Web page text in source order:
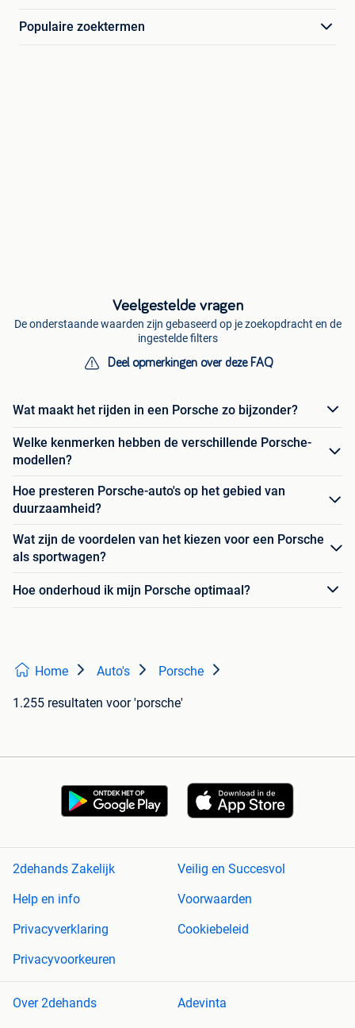
Populaire zoektermen
Veelgestelde vragen
De onderstaande waarden zijn gebaseerd op je zoekopdracht en de
ingestelde filters
Deel opmerkingen over deze FAQ
Wat maakt het rijden in een Porsche zo bijzonder?
Welke kenmerken hebben de verschillende Porsche-
modellen?
Hoe presteren Porsche-auto's op het gebied van
duurzaamheid?
Wat zijn de voordelen van het kiezen voor een Porsche
als sportwagen?
Hoe onderhoud ik mijn Porsche optimaal?
Home Auto's Porsche
1.255 resultaten voor 'porsche'
2dehands Zakelijk
Veilig en Succesvol
Help en info
Voorwaarden
Privacyverklaring
Cookiebeleid
Privacyvoorkeuren
Over 2dehands
Adevinta